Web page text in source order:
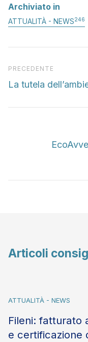
Archiviato in
ATTUALITÀ - NEWS246
Articolo precedente
PRECEDENTE
La tutela
Articoli
ATTUALITÀ - NEWS
Fileni: fatturato
e certificazione